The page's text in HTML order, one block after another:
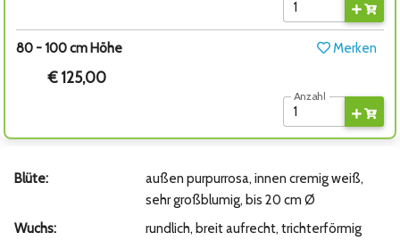
80 - 100 cm Höhe Merken
€ 125,00
Anzahl
Blüte:
außen purpurrosa, innen cremig weiß,
sehr großblumig, bis 20 cm Ø
Wuchs:
rundlich, breit aufrecht, trichterförmig